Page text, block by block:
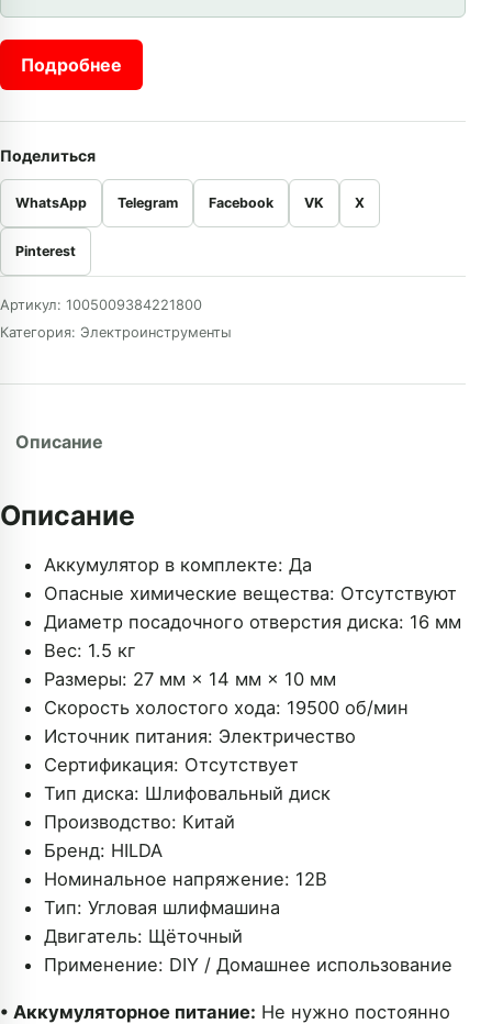
Подробнее
Поделиться
WhatsApp Telegram Facebook VK X
Pinterest
Артикул: 1005009384221800
Категория: Электроинструменты
Описание
Описание
Аккумулятор в комплекте: Да
Опасные химические вещества: Отсутствуют
Диаметр посадочного отверстия диска: 16 мм
Вес: 1.5 кг
Размеры: 27 мм × 14 мм × 10 мм
Скорость холостого хода: 19500 об/мин
Источник питания: Электричество
Сертификация: Отсутствует
Тип диска: Шлифовальный диск
Производство: Китай
Бренд: HILDA
Номинальное напряжение: 12В
Тип: Угловая шлифмашина
Двигатель: Щёточный
Применение: DIY / Домашнее использование
• Аккумуляторное питание: Не нужно постоянно